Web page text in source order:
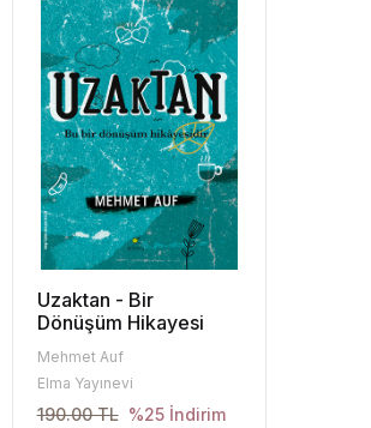
Uzaktan - Bir
Dönüşüm Hikayesi
Mehmet Auf
Elma Yayınevi
190.00 TL %25 İndirim